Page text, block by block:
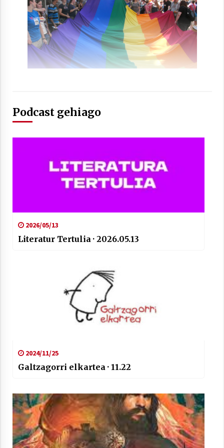
Arrosaren laburpen bideoa Hamaika
Podcast gehiago
2026/05/13
Literatur Tertulia · 2026.05.13
2024/11/25
Galtzagorri elkartea · 11.22